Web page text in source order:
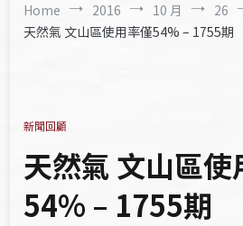
Home 2016 10 月
26
天然氣 文山區使用率僅54% – 1755期
新聞回顧
天然氣 文山區使
54% – 1755期